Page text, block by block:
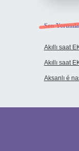
Son
Akıllı saat
Akıllı saat
Aksanlı é